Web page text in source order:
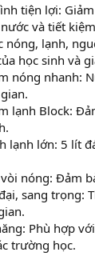
tiện lợi:
và tiết
nóng, lạnh,
học sinh và
nóng nhanh:
lạnh Block:
lạnh lớn: 5 lít
nóng: Đảm
sang trọng:
Phù hợp
trường học.